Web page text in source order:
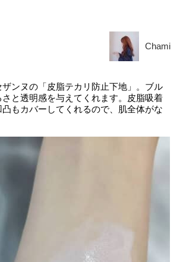
Chami
ンヌの「皮脂テカリ防止下地」。ブル
と透明感を与えてくれます。皮脂吸着
もカバーしてくれるので、肌全体がな